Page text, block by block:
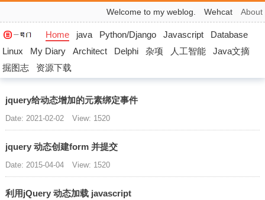
Welcome to my weblog. Wehcat About
Home java Python/Django Javascript
Database
Linux
My Diary Architect Delphi 杂项 人工智能
Java文摘
掘图志
资源下载
jquery给动态增加的元素绑定事件
Date: 2021-02-02 View: 1520
jquery 动态创建form 并提交
Date: 2015-04-04 View: 1520
利用jQuery 动态加载 javascript